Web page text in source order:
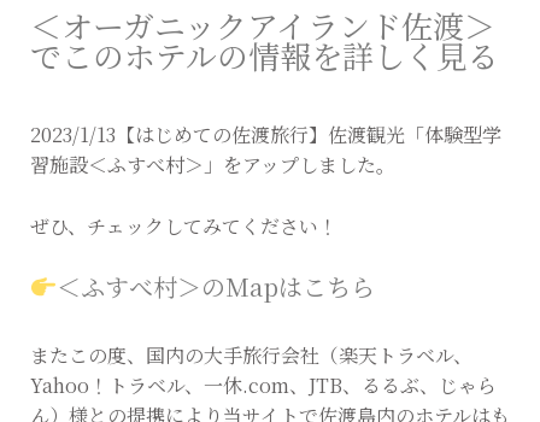
＜オーガニックアイランド佐渡＞
でこのホテルの情報を詳しく見る
2023/1/13【はじめての佐渡旅行】佐渡観光「体験型学
習施設＜ふすべ村＞」をアップしました。
ぜひ、チェックしてみてください！
＜ふすべ村＞のMapはこちら
またこの度、国内の大手旅行会社（楽天トラベル、
Yahoo！トラベル、一休.com、JTB、るるぶ、じゃら
ん）様との提携により当サイトで佐渡島内のホテルはも